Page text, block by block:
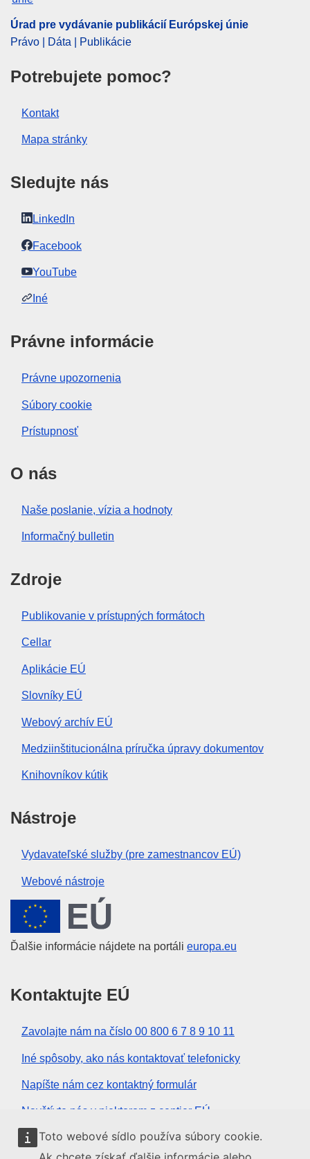
Toto webové sídlo používa súbory cookie.
EDITION : 95231274-1dd0-11ed-8fa0-01aa75ed71a1
EDITION : e2cd527b-d67f-11ec-a95f-01aa75ed71a1
EDITION : e931545b-f397-11ef-b7db-01aa75ed71a1
EDITION : 214a92bb-3b46-11f0-8a44-01aa75ed71a1
EDITION : 3c067f45-8262-11f0-9af8-01aa75ed71a1
EDITION : b7bda422-74b4-11f1-bf5e-01aa75ed71a1
Úrad pre vydávanie publikácií Európskej únie
Právo | Dáta | Publikácie
Potrebujete pomoc?
Kontakt
Mapa stránky
Sledujte nás
LinkedIn
Facebook
YouTube
Iné
Právne informácie
Právne upozornenia
Súbory cookie
Prístupnosť
O nás
Naše poslanie, vízia a hodnoty
Informačný bulletin
Zdroje
Publikovanie v prístupných formátoch
Cellar
Aplikácie EÚ
Slovníky EÚ
Webový archív EÚ
Medziinštitucionálna príručka úpravy dokumentov
Knihovníkov kútik
Nástroje
Vydavateľské služby (pre zamestnancov EÚ)
Webové nástroje
Európska únia
Ďalšie informácie nájdete na portáli europa.eu
Kontaktujte EÚ
Zavolajte nám na číslo 00 800 6 7 8 9 10 11
Iné spôsoby, ako nás kontaktovať telefonicky
Napíšte nám cez kontaktný formulár
Navštívte nás v niektorom z centier EÚ
Sociálne médiá